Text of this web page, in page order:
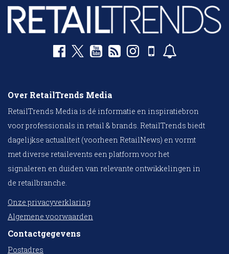
Over RetailTrends Media
RetailTrends Media is dé informatie en inspiratiebron
voor professionals in retail & brands. RetailTrends biedt
dagelijkse actualiteit (voorheen RetailNews) en vormt
met diverse retailevents een platform voor het
signaleren en duiden van relevante ontwikkelingen in
de retailbranche.
Onze privacyverklaring
Algemene voorwaarden
Contactgegevens
Postadres